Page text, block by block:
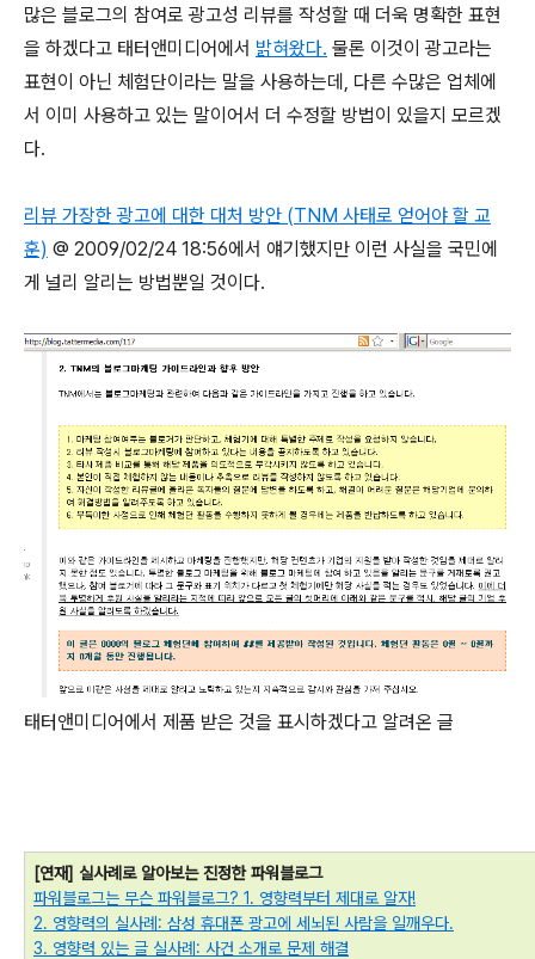
많은 블로그의 참여로 광고성 리뷰를 작성할 때 더욱 명확한 표현
을 하겠다고 태터앤미디어에서 밝혀왔다. 물론 이것이 광고라는
표현이 아닌 체험단이라는 말을 사용하는데, 다른 수많은 업체에
서 이미 사용하고 있는 말이어서 더 수정할 방법이 있을지 모르겠
다.
리뷰 가장한 광고에 대한 대처 방안 (TNM 사태로 얻어야 할 교
훈) @ 2009/02/24 18:56에서 얘기했지만 이런 사실을 국민에
게 널리 알리는 방법뿐일 것이다.
태터앤미디어에서 제품 받은 것을 표시하겠다고 알려온 글
[연재] 실사례로 알아보는 진정한 파워블로그
파워블로그는 무슨 파워블로그? 1. 영향력부터 제대로 알자!
2. 영향력의 실사례: 삼성 휴대폰 광고에 세뇌된 사람을 일깨우다.
3. 영향력 있는 글 실사례: 사건 소개로 문제 해결